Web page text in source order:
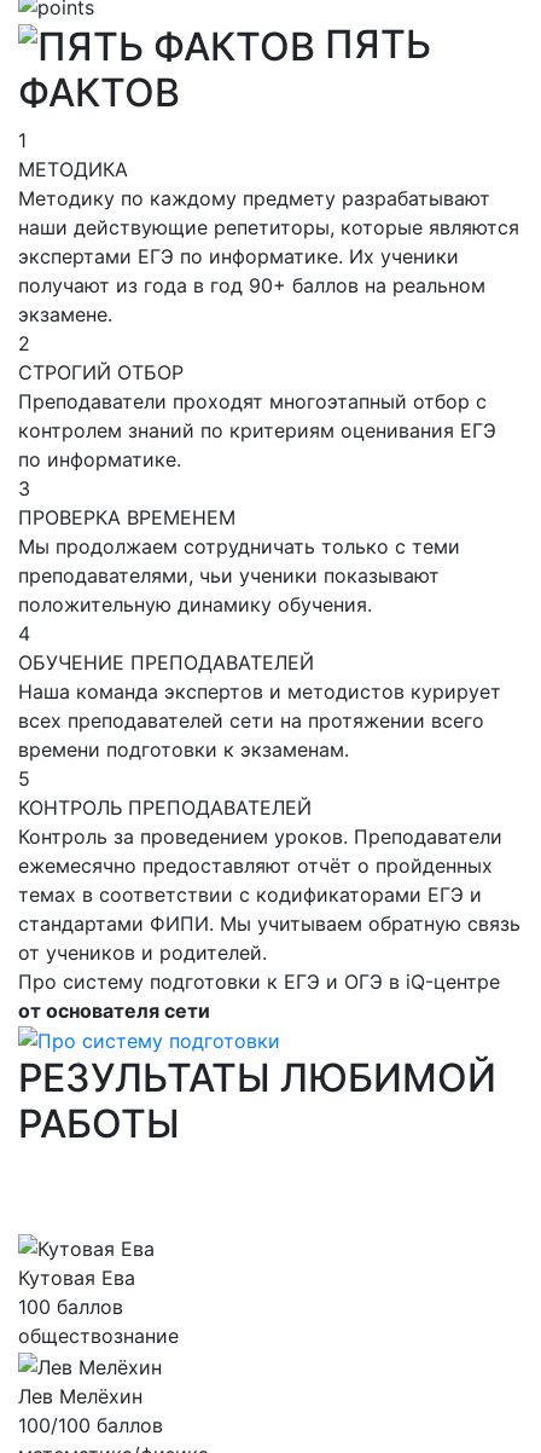
ПЯТЬ
ФАКТОВ
1
МЕТОДИКА
Методику по каждому предмету разрабатывают
наши действующие репетиторы, которые являются
экспертами ЕГЭ по информатике. Их ученики
получают из года в год 90+ баллов на реальном
экзамене.
2
СТРОГИЙ ОТБОР
Преподаватели проходят многоэтапный отбор с
контролем знаний по критериям оценивания ЕГЭ
по информатике.
3
ПРОВЕРКА ВРЕМЕНЕМ
Мы продолжаем сотрудничать только с теми
преподавателями, чьи ученики показывают
положительную динамику обучения.
4
ОБУЧЕНИЕ ПРЕПОДАВАТЕЛЕЙ
Наша команда экспертов и методистов курирует
всех преподавателей сети на протяжении всего
времени подготовки к экзаменам.
5
КОНТРОЛЬ ПРЕПОДАВАТЕЛЕЙ
Контроль за проведением уроков. Преподаватели
ежемесячно предоставляют отчёт о пройденных
темах в соответствии с кодификаторами ЕГЭ и
стандартами ФИПИ. Мы учитываем обратную связь
от учеников и родителей.
Про систему подготовки к ЕГЭ и ОГЭ в iQ-центре
от основателя сети
РЕЗУЛЬТАТЫ ЛЮБИМОЙ
РАБОТЫ
Кутовая Ева
100 баллов
обществознание
Лев Мелёхин
100/100 баллов